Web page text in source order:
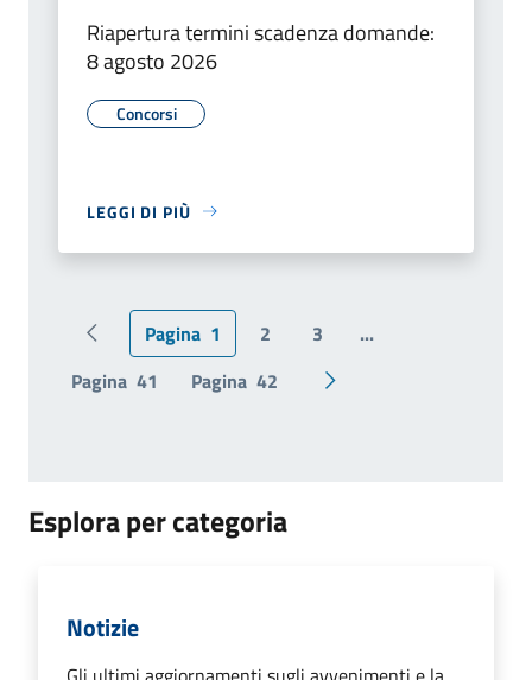
Riapertura termini scadenza domande:
8 agosto 2026
Concorsi
LEGGI DI PIÙ
Pagina precedente
Pagina 1 2 3
...
Pagina 41 Pagina 42 Pagina successiva
Esplora per categoria
Notizie